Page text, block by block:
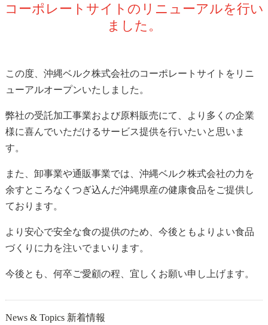
コーポレートサイトのリニューアルを行い
ました。
この度、沖縄ベルク株式会社のコーポレートサイトをリニ
ューアルオープンいたしました。
弊社の受託加工事業および原料販売にて、より多くの企業
様に喜んでいただけるサービス提供を行いたいと思いま
す。
また、卸事業や通販事業では、沖縄ベルク株式会社の力を
余すところなくつぎ込んだ沖縄県産の健康食品をご提供し
ております。
より安心で安全な食の提供のため、今後ともよりよい食品
づくりに力を注いでまいります。
今後とも、何卒ご愛顧の程、宜しくお願い申し上げます。
News & Topics 新着情報